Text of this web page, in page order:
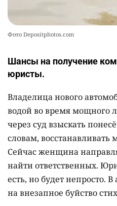
Фото Depositphotos.com
Шансы на получение
юристы.
Владелица нового
водой во время мощного
через суд взыскать
словам,
Сейчас женщина
найти ответственных.
есть, но будет непросто.
на внезапное буйство